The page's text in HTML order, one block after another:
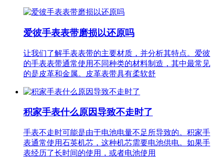
爱彼手表表带磨损以还原吗
让我们了解手表表带的主要材质，并分析其特点。爱彼
的手表表带通常使用不同种类的材料制造，其中最常见
的是皮革和金属。皮革表带具有柔软舒
积家手表什么原因导致不走时了
手表不走时可能是由于电池电量不足所导致的。积家手
表通常使用石英机芯，这种机芯需要电池供电。如果手
表经历了长时间的使用，或者电池使用